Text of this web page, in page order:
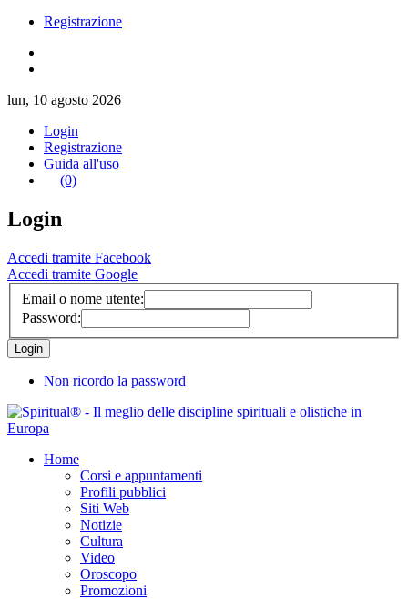
Registrazione
lun, 10 agosto 2026
Login
Registrazione
Guida all'uso
(0)
Login
Accedi tramite Facebook
Accedi tramite Google
Email o nome utente:
Password:
Non ricordo la password
Home
Corsi e appuntamenti
Profili pubblici
Siti Web
Notizie
Cultura
Video
Oroscopo
Promozioni